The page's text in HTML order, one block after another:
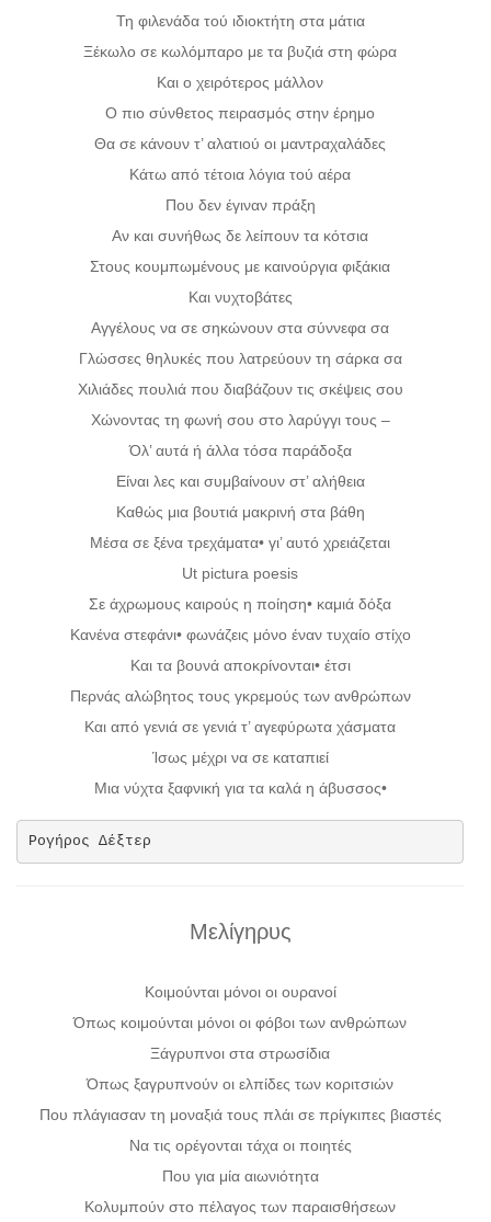
Τη φιλενάδα τού ιδιοκτήτη στα μάτια
Ξέκωλο σε κωλόμπαρο με τα βυζιά στη φώρα
Και ο χειρότερος μάλλον
Ο πιο σύνθετος πειρασμός στην έρημο
Θα σε κάνουν τ’ αλατιού οι μαντραχαλάδες
Κάτω από τέτοια λόγια τού αέρα
Που δεν έγιναν πράξη
Αν και συνήθως δε λείπουν τα κότσια
Στους κουμπωμένους με καινούργια φιξάκια
Και νυχτοβάτες
Αγγέλους να σε σηκώνουν στα σύννεφα σα
Γλώσσες θηλυκές που λατρεύουν τη σάρκα σα
Χιλιάδες πουλιά που διαβάζουν τις σκέψεις σου
Χώνοντας τη φωνή σου στο λαρύγγι τους –
Όλ’ αυτά ή άλλα τόσα παράδοξα
Είναι λες και συμβαίνουν στ’ αλήθεια
Καθώς μια βουτιά μακρινή στα βάθη
Μέσα σε ξένα τρεχάματα• γι’ αυτό χρειάζεται
Ut pictura poesis
Σε άχρωμους καιρούς η ποίηση• καμιά δόξα
Κανένα στεφάνι• φωνάζεις μόνο έναν τυχαίο στίχο
Και τα βουνά αποκρίνονται• έτσι
Περνάς αλώβητος τους γκρεμούς των ανθρώπων
Και από γενιά σε γενιά τ’ αγεφύρωτα χάσματα
Ίσως μέχρι να σε καταπιεί
Μια νύχτα ξαφνική για τα καλά η άβυσσος•
Μελίγηρυς
Κοιμούνται μόνοι οι ουρανοί
Όπως κοιμούνται μόνοι οι φόβοι των ανθρώπων
Ξάγρυπνοι στα στρωσίδια
Όπως ξαγρυπνούν οι ελπίδες των κοριτσιών
Που πλάγιασαν τη μοναξιά τους πλάι σε πρίγκιπες βιαστές
Να τις ορέγονται τάχα οι ποιητές
Που για μία αιωνιότητα
Κολυμπούν στο πέλαγος των παραισθήσεων